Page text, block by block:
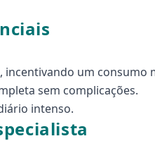
um consumo
sem complicações.
intenso.